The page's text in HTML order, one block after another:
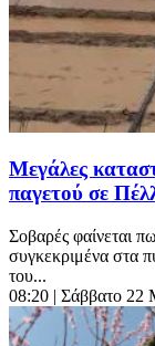
Μεγάλες
παγετού σε
Σοβαρές φαίνεται
συγκεκριμένα στα
του...
08:20 | Σάββατο 22